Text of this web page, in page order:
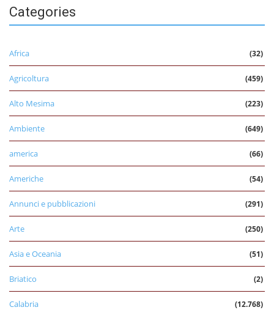
Categories
Africa (32)
Agricoltura (459)
Alto Mesima (223)
Ambiente (649)
america (66)
Americhe (54)
Annunci e pubblicazioni (291)
Arte (250)
Asia e Oceania (51)
Briatico (2)
Calabria (12.768)